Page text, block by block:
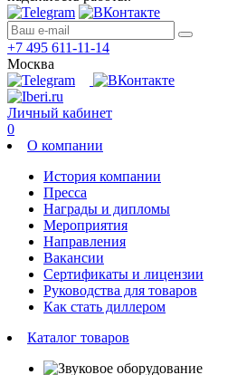
+7 495 611-11-14
Москва
Личный кабинет
0
О компании
История компании
Пресса
Награды и дипломы
Мероприятия
Направления
Вакансии
Сертификаты и лицензии
Руководства для товаров
Как стать диллером
Каталог товаров